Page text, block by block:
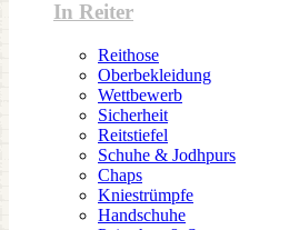
In Reiter
Reithose
Oberbekleidung
Wettbewerb
Sicherheit
Reitstiefel
Schuhe & Jodhpurs
Chaps
Kniestrümpfe
Handschuhe